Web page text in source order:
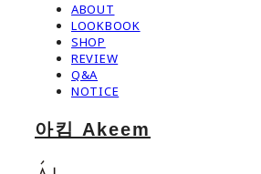
ABOUT
LOOKBOOK
SHOP
REVIEW
Q&A
NOTICE
아킴 Akeem